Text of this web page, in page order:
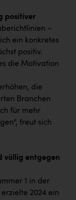
positiver
–
ein konkretes
positiv.
die Motivation
die
Branchen
für mehr
freut sich
völlig entgegen
1 in der
2024 ein